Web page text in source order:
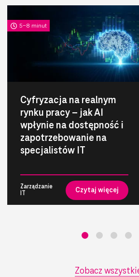
5-8 minut
Cyfryzacja na realnym
rynku pracy – jak AI
wpłynie na dostępność i
zapotrzebowanie na
specjalistów IT
Zarządzanie
Czytaj więcej
Zobacz